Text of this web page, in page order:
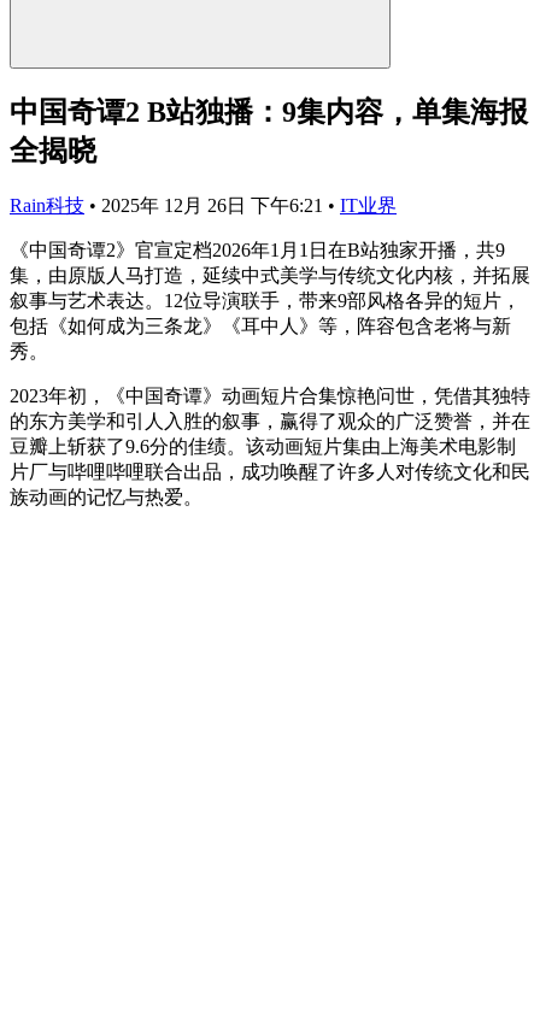
中国奇谭2 B站独播：9集内容，单集海报
全揭晓
Rain科技 • 2025年 12月 26日 下午6:21 • IT业界
《中国奇谭2》官宣定档2026年1月1日在B站独家开播，共9
集，由原版人马打造，延续中式美学与传统文化内核，并拓展
叙事与艺术表达。12位导演联手，带来9部风格各异的短片，
包括《如何成为三条龙》《耳中人》等，阵容包含老将与新
秀。
2023年初，《中国奇谭》动画短片合集惊艳问世，凭借其独特
的东方美学和引人入胜的叙事，赢得了观众的广泛赞誉，并在
豆瓣上斩获了9.6分的佳绩。该动画短片集由上海美术电影制
片厂与哔哩哔哩联合出品，成功唤醒了许多人对传统文化和民
族动画的记忆与热爱。